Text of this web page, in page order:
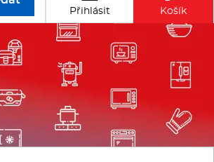
Přihlásit Košík